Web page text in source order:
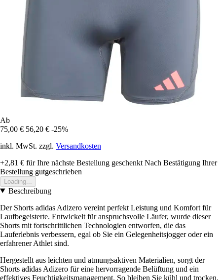
Ab
75,00 € 56,20 € -25%
inkl. MwSt. zzgl. Versandkosten
+2,81 € für Ihre nächste Bestellung geschenkt Nach Bestätigung Ihrer
Bestellung gutgeschrieben
Loading...
Beschreibung
Der Shorts adidas Adizero vereint perfekt Leistung und Komfort für
Laufbegeisterte. Entwickelt für anspruchsvolle Läufer, wurde dieser
Shorts mit fortschrittlichen Technologien entworfen, die das
Lauferlebnis verbessern, egal ob Sie ein Gelegenheitsjogger oder ein
erfahrener Athlet sind.
Hergestellt aus leichten und atmungsaktiven Materialien, sorgt der
Shorts adidas Adizero für eine hervorragende Belüftung und ein
effektives Feuchtigkeitsmanagement. So bleiben Sie kühl und trocken,